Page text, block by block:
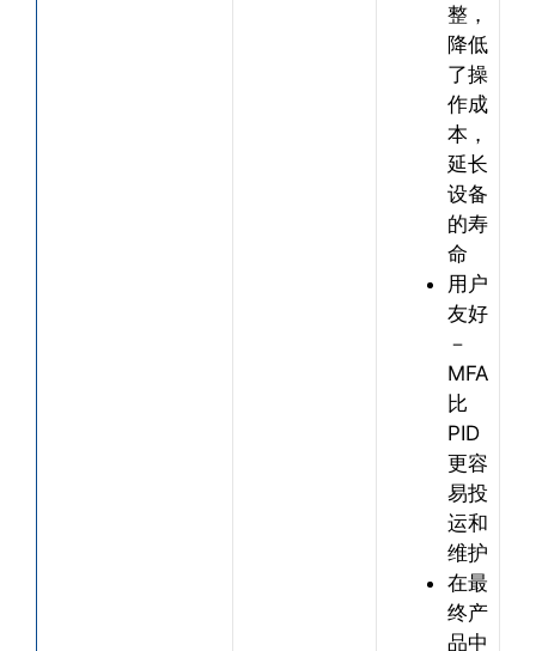
整，
降低
了操
作成
本，
延长
设备
的寿
命
用户
友好
－
MFA
比
PID
更容
易投
运和
维护
在最
终产
品中